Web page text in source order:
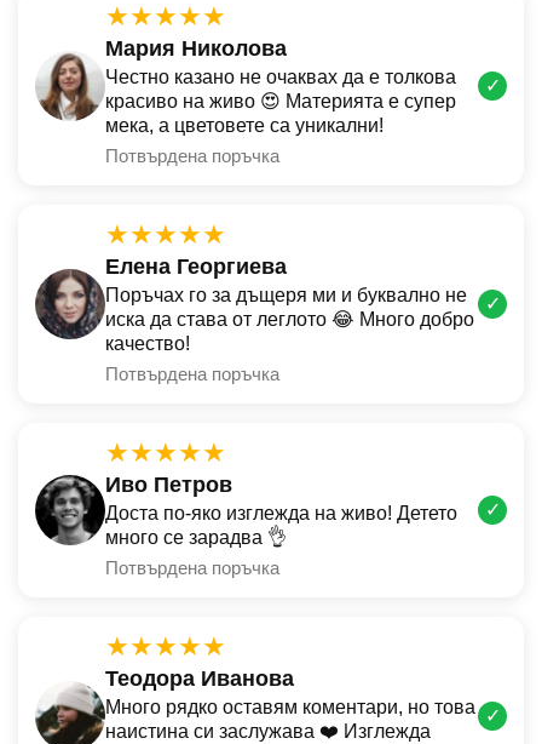
★★★★★
Мария Николова
Честно казано не очаквах да е толкова
красиво на живо 😍 Материята е супер
мека, а цветовете са уникални!
Потвърдена поръчка
✓
★★★★★
Елена Георгиева
Поръчах го за дъщеря ми и буквално не
иска да става от леглото 😂 Много добро
качество!
Потвърдена поръчка
✓
★★★★★
Иво Петров
Доста по-яко изглежда на живо! Детето
много се зарадва 👌
Потвърдена поръчка
✓
★★★★★
Теодора Иванова
Много рядко оставям коментари, но това
наистина си заслужава ❤️ Изглежда
✓